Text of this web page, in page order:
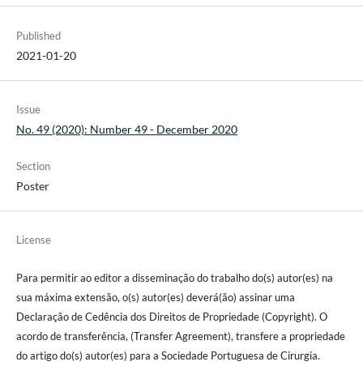
Published
2021-01-20
Issue
No. 49 (2020): Number 49 - December 2020
Section
Poster
License
Para permitir ao editor a disseminação do trabalho do(s) autor(es) na
sua máxima extensão, o(s) autor(es) deverá(ão) assinar uma
Declaração de Cedência dos Direitos de Propriedade (Copyright). O
acordo de transferência, (Transfer Agreement), transfere a propriedade
do artigo do(s) autor(es) para a Sociedade Portuguesa de Cirurgia.